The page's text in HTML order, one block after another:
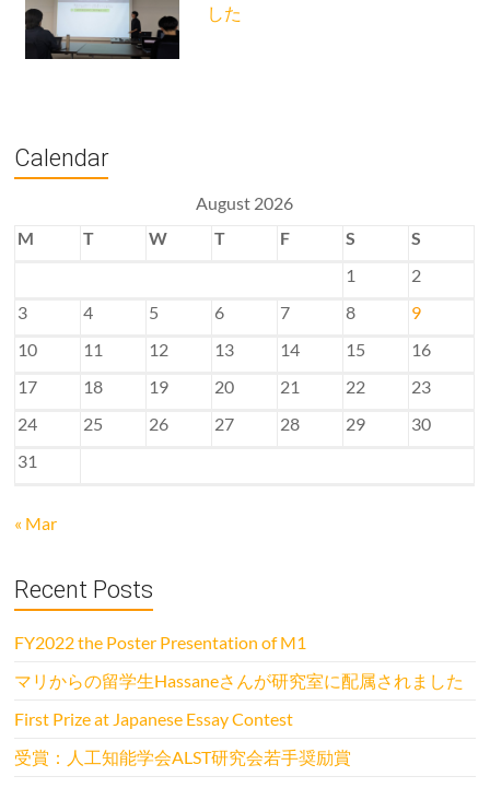
した
Calendar
August 2026
M
T W T F S
S
1
2
3
4 5 6 7 8
9
10
11 12 13 14 15
16
17
18 19 20 21 22
23
24
25 26 27 28 29
30
31
« Mar
Recent Posts
FY2022 the Poster Presentation of M1
マリからの留学生Hassaneさんが研究室に配属されました
First Prize at Japanese Essay Contest
受賞：人工知能学会ALST研究会若手奨励賞